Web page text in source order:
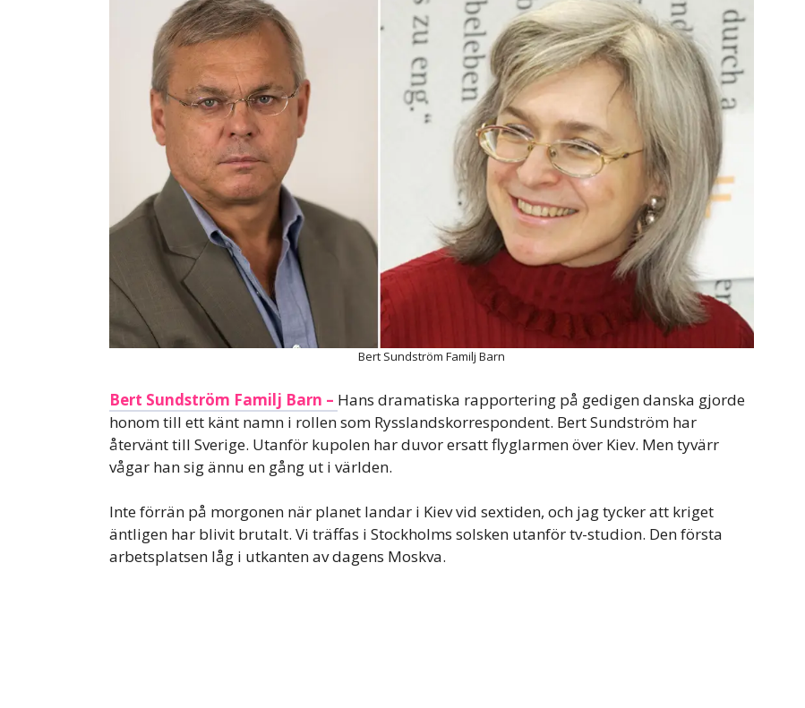
Bert Sundström Familj Barn
Bert Sundström Familj Barn – Hans dramatiska rapportering på gedigen danska gjorde
honom till ett känt namn i rollen som Rysslandskorrespondent. Bert Sundström har
återvänt till Sverige. Utanför kupolen har duvor ersatt flyglarmen över Kiev. Men tyvärr
vågar han sig ännu en gång ut i världen.
Inte förrän på morgonen när planet landar i Kiev vid sextiden, och jag tycker att kriget
äntligen har blivit brutalt. Vi träffas i Stockholms solsken utanför tv-studion. Den första
arbetsplatsen låg i utkanten av dagens Moskva.